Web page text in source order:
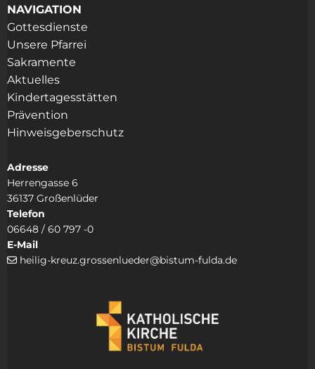
NAVIGATION
Gottesdienste
Unsere Pfarrei
Sakramente
Aktuelles
Kindertagesstätten
Prävention
Hinweisgeberschutz
Adresse
Herrengasse 6
36137 Großenlüder
Telefon
06648 / 60 797 -0
E-Mail
 heilig-kreuz.grossenlueder@bistum-fulda.de